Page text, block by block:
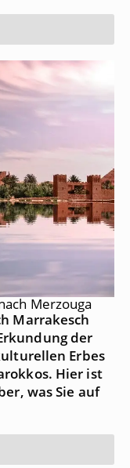
Merzouga
Marrakesch
der
Erbes
Hier ist
was Sie auf